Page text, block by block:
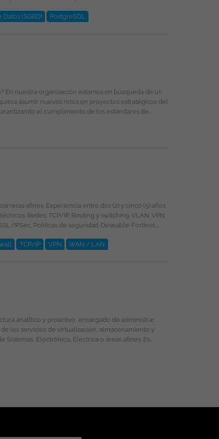
(SGBD)
PostgreSQL
asumir nuevos retos en proyectos estratégicos del
TCP/IP VPN
WAN / LAN